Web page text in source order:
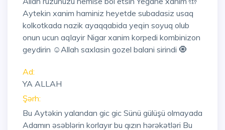
Aytekin xanim haminiz heyetde subadasiz usaq
kolkotkada nazik ayaqqabida yeqin soyuq olub
onun ucun aqlayir Nigar xanim korpedi kombinizon
geydirin ☺️Allah saxlasin gozel balani sirindi 🧿
Ad:
YA ALLAH
Şərh:
Bu Aytəkin yalandan gic gic Sünü gülüşü olmayada
Adamın əsəblərin korlayır bu qızın hərəkətləri Bu